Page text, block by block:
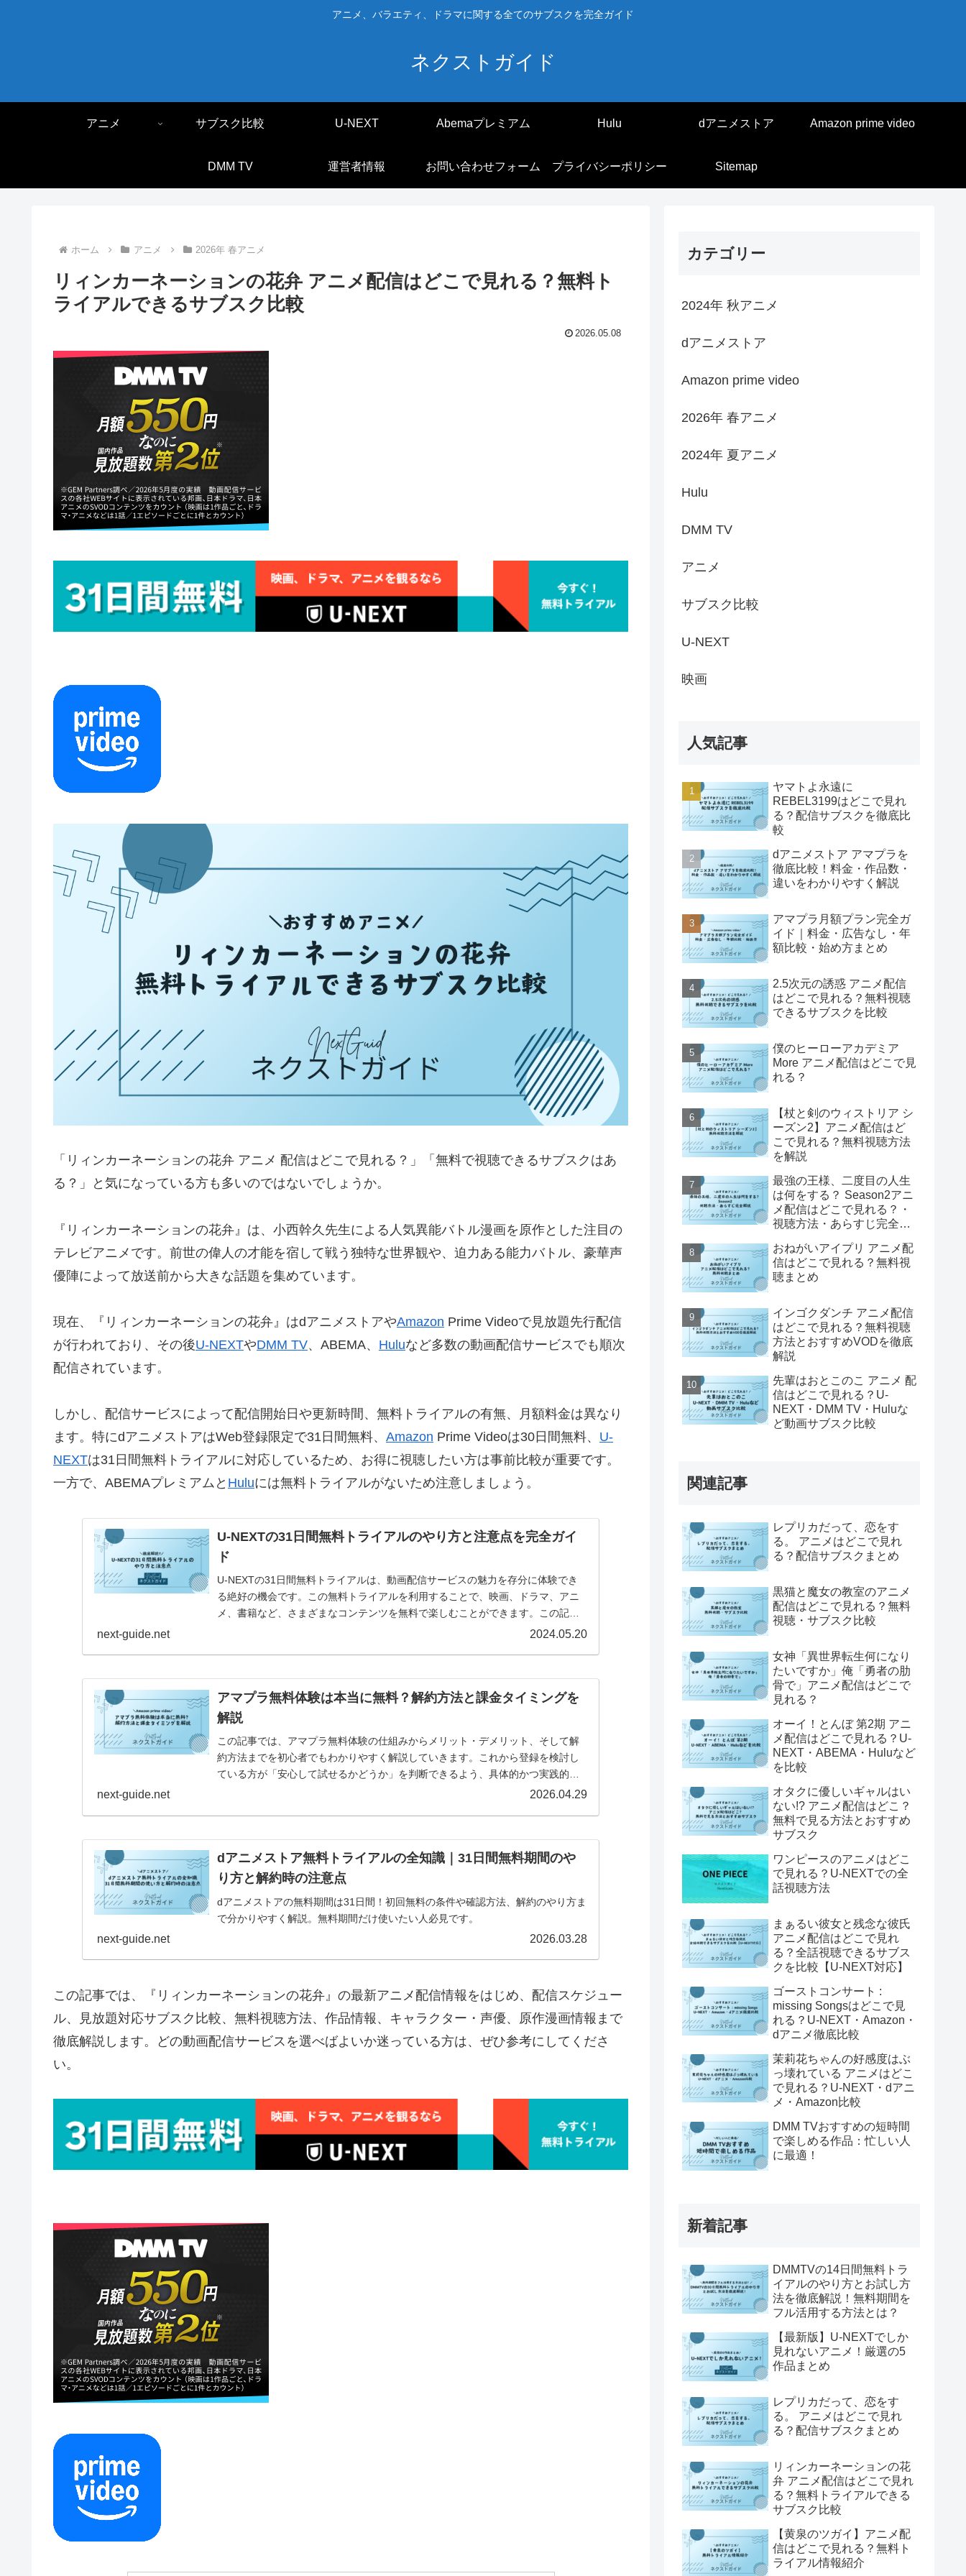
アニメ、バラエティ、ドラマに関する全てのサブスクを完全ガイド
ネクストガイド
アニメ サブスク比較 U-NEXT Abemaプレミアム Hulu dアニメストア Amazon prime video
DMM TV 運営者情報 お問い合わせフォーム プライバシーポリシー Sitemap
ホーム アニメ 2026年 春アニメ
リィンカーネーションの花弁 アニメ配信はどこで見れる？無料ト
ライアルできるサブスク比較
2026.05.08
「リィンカーネーションの花弁 アニメ 配信はどこで見れる？」「無料で視聴できるサブスクはあ
る？」と気になっている方も多いのではないでしょうか。
『リィンカーネーションの花弁』は、小西幹久先生による人気異能バトル漫画を原作とした注目の
テレビアニメです。前世の偉人の才能を宿して戦う独特な世界観や、迫力ある能力バトル、豪華声
優陣によって放送前から大きな話題を集めています。
現在、『リィンカーネーションの花弁』はdアニメストアやAmazon Prime Videoで見放題先行配信
が行われており、その後U-NEXTやDMM TV、ABEMA、 Huluなど多数の動画配信サービスでも順次
配信されています。
しかし、配信サービスによって配信開始日や更新時間、無料トライアルの有無、月額料金は異なり
ます。特にdアニメストアはWeb登録限定で31日間無料、 Amazon Prime Videoは30日間無料、 U-
NEXTは31日間無料トライアルに対応しているため、お得に視聴したい方は事前比較が重要です。
一方で、ABEMAプレミアムと Huluには無料トライアルがないため注意しましょう。
U-NEXTの31日間無料トライアルのやり方と注意点を完全ガイ
ド
U-NEXTの31日間無料トライアルは、動画配信サービスの魅力を存分に体験でき
る絶好の機会です。この無料トライアルを利用することで、映画、ドラマ、アニ
メ、書籍など、さまざまなコンテンツを無料で楽しむことができます。この記事
では、U-NEXTの31日間無料トライアルの詳細な情報や申し込み方法、注意点な
next-guide.net 2024.05.20
アマプラ無料体験は本当に無料？解約方法と課金タイミングを
解説
この記事では、アマプラ無料体験の仕組みからメリット・デメリット、そして解
約方法までを初心者でもわかりやすく解説していきます。これから登録を検討し
ている方が「安心して試せるかどうか」を判断できるよう、具体的かつ実践的な
next-guide.net 2026.04.29
dアニメストア無料トライアルの全知識｜31日間無料期間のや
り方と解約時の注意点
dアニメストアの無料期間は31日間！初回無料の条件や確認方法、解約のやり方ま
で分かりやすく解説。無料期間だけ使いたい人必見です。
next-guide.net 2026.03.28
この記事では、『リィンカーネーションの花弁』の最新アニメ配信情報をはじめ、配信スケジュー
ル、見放題対応サブスク比較、無料視聴方法、作品情報、キャラクター・声優、原作漫画情報まで
徹底解説します。どの動画配信サービスを選べばよいか迷っている方は、ぜひ参考にしてくださ
い。
カテゴリー
2024年 秋アニメ
dアニメストア
Amazon prime video
2026年 春アニメ
2024年 夏アニメ
Hulu
DMM TV
アニメ
サブスク比較
U-NEXT
映画
人気記事
ヤマトよ永遠に
REBEL3199はどこで見れ
る？配信サブスクを徹底比
較
dアニメストア アマプラを
徹底比較！料金・作品数・
違いをわかりやすく解説
アマプラ月額プラン完全ガ
イド｜料金・広告なし・年
額比較・始め方まとめ
2.5次元の誘惑 アニメ配信
はどこで見れる？無料視聴
できるサブスクを比較
僕のヒーローアカデミア
More アニメ配信はどこで見
れる？
【杖と剣のウィストリア シ
ーズン2】アニメ配信はど
こで見れる？無料視聴方法
を解説
最強の王様、二度目の人生
は何をする？ Season2アニ
メ配信はどこで見れる？・
視聴方法・あらすじ完全解
おねがいアイプリ アニメ配
信はどこで見れる？無料視
聴まとめ
インゴクダンチ アニメ配信
はどこで見れる？無料視聴
方法とおすすめVODを徹底
解説
先輩はおとこのこ アニメ 配
信はどこで見れる？U-
NEXT・DMM TV・Huluな
ど動画サブスク比較
関連記事
レプリカだって、恋をす
る。 アニメはどこで見れ
る？配信サブスクまとめ
黒猫と魔女の教室のアニメ
配信はどこで見れる？無料
視聴・サブスク比較
女神「異世界転生何になり
たいですか」俺「勇者の肋
骨で」アニメ配信はどこで
見れる？
オーイ！とんぼ 第2期 アニ
メ配信はどこで見れる？U-
NEXT・ABEMA・Huluなど
を比較
オタクに優しいギャルはい
ない!? アニメ配信はどこ？
無料で見る方法とおすすめ
サブスク
ワンピースのアニメはどこ
で見れる？U-NEXTでの全
話視聴方法
まぁるい彼女と残念な彼氏
アニメ配信はどこで見れ
る？全話視聴できるサブス
クを比較【U-NEXT対応】
ゴーストコンサート :
missing Songsはどこで見
れる？U-NEXT・Amazon・
dアニメ徹底比較
茉莉花ちゃんの好感度はぶ
っ壊れている アニメはどこ
で見れる？U-NEXT・dアニ
メ・Amazon比較
DMM TVおすすめの短時間
で楽しめる作品：忙しい人
に最適！
新着記事
DMMTVの14日間無料トラ
イアルのやり方とお試し方
法を徹底解説！無料期間を
フル活用する方法とは？
【最新版】U-NEXTでしか
見れないアニメ！厳選の5
作品まとめ
レプリカだって、恋をす
る。 アニメはどこで見れ
る？配信サブスクまとめ
リィンカーネーションの花
弁 アニメ配信はどこで見れ
る？無料トライアルできる
サブスク比較
【黄泉のツガイ】アニメ配
信はどこで見れる？無料ト
ライアル情報紹介